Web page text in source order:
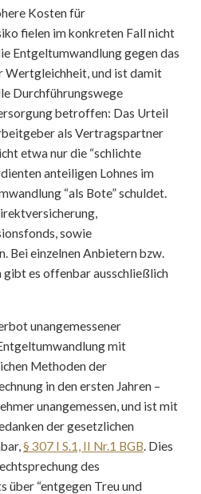
Kosten für
fielen im konkreten Fall nicht
Entgeltumwandlung gegen das
Wertgleichheit, und ist damit
Durchführungswege
betroffen: Das Urteil
als Vertragspartner
etwa nur die “schlichte
anteiligen Lohnes im
“als Bote” schuldet.
sowie
Bei einzelnen Anbietern bzw.
es offenbar ausschließlich
unangemessener
mit
Methoden der
in den ersten Jahren –
unangemessen, und ist mit
der gesetzlichen
§ 307 I S.1, II Nr.1 BGB. Dies
des
über “entgegen Treu und